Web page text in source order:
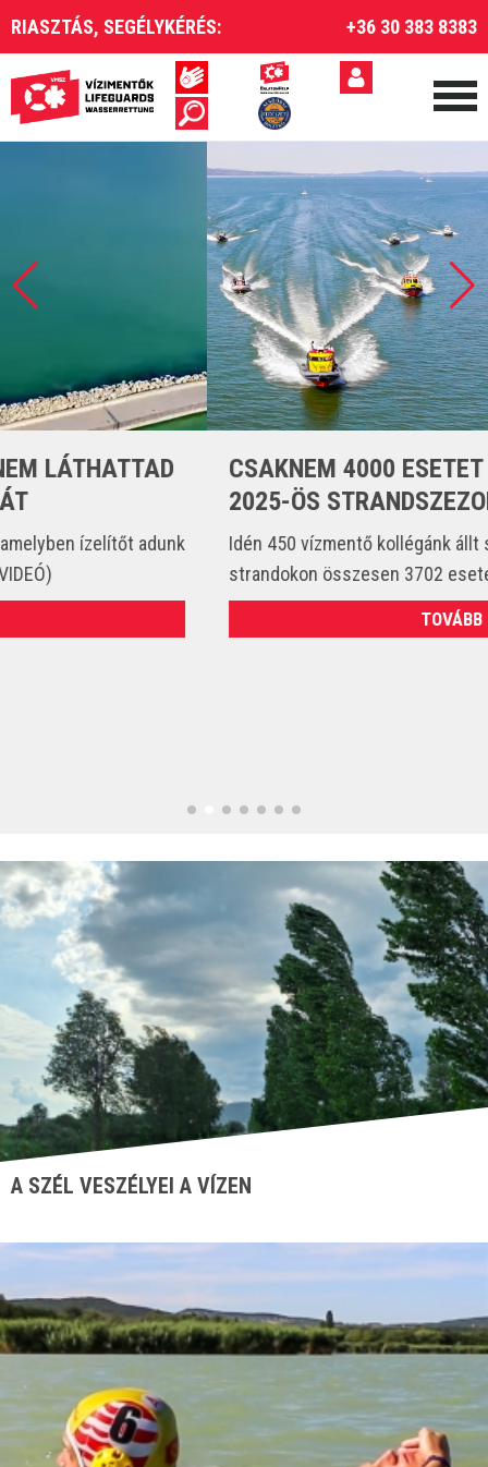
RIASZTÁS, SEGÉLYKÉRÉS: +36 30 383 8383
CSAKNEM 4000 ESETET LÁTTUNK EL A
2025-ÖS STRANDSZEZONBAN
Idén 450 vízmentő kollégánk állt szolgálatba és csak a
strandokon összesen 3702 esetet látott el. (VIDEÓ)
A SZÉL VESZÉLYEI A VÍZEN